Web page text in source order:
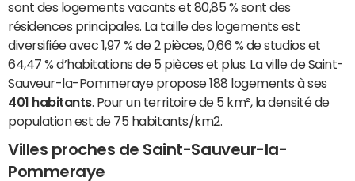
sont des logements vacants et 80,85 % sont des
résidences principales. La taille des logements est
diversifiée avec 1,97 % de 2 pièces, 0,66 % de studios et
64,47 % d’habitations de 5 pièces et plus. La ville de Saint-
Sauveur-la-Pommeraye propose 188 logements à ses
401 habitants. Pour un territoire de 5 km², la densité de
population est de 75 habitants/km2.
Villes proches de Saint-Sauveur-la-
Pommeraye